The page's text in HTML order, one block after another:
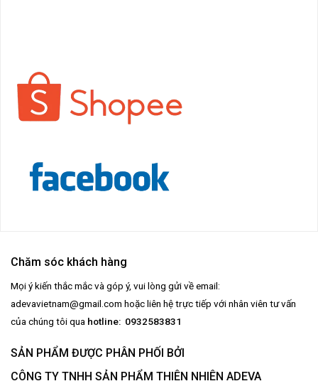
SẢN PHẨM ĐƯỢC PHÂN PHỐI BỞI
CÔNG TY TNHH SẢN PHẨM THIÊN NHIÊN ADEVA
Chăm sóc khách hàng
Mọi ý kiến thắc mắc và góp ý, vui lòng gửi về email:
adevavietnam@gmail.com hoặc liên hệ trực tiếp với nhân viên tư vấn
của chúng tôi qua hotline: 0932583831